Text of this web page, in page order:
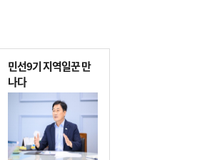
민선9기 지역일꾼 만
나다